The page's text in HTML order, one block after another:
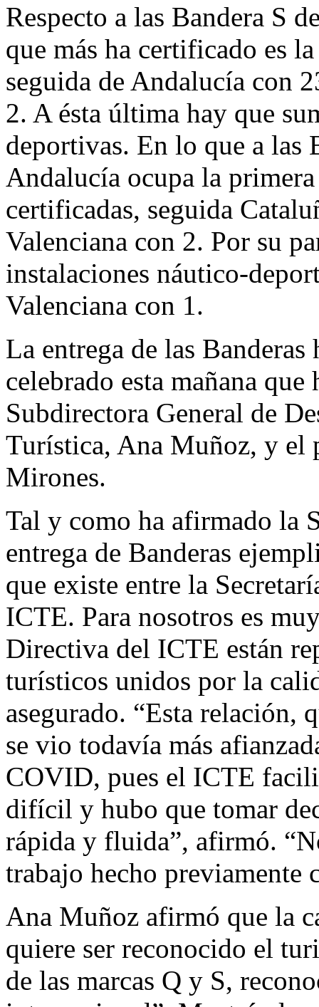
Respecto a las Bandera S
que más ha certificado es
seguida de Andalucía con
2. A ésta última hay que
deportivas. En lo que a las
Andalucía ocupa la
certificadas, seguida
Valenciana con 2. Por su
instalaciones náutico-
Valenciana con 1.
La entrega de las
celebrado esta mañana
Subdirectora General de
Turística, Ana Muñoz, y el
Mirones.
Tal y como ha afirmado la
entrega de Banderas
que existe entre la
ICTE. Para nosotros es
Directiva del ICTE están
turísticos unidos por la
asegurado. “Esta relación,
se vio todavía más
COVID, pues el ICTE
difícil y hubo que tomar
rápida y fluida”, afirmó.
trabajo hecho previamente
Ana Muñoz afirmó que la
quiere ser reconocido el
de las marcas Q y S,